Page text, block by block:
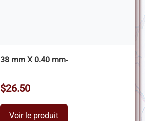
38 mm X 0.40 mm-
$26.50
Voir le produit